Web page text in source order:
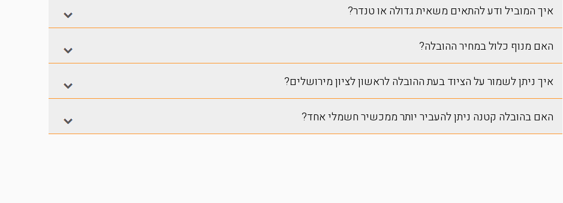
איך המוביל ודע להתאים משאית גדולה או טנדר?
האם מנוף כלול במחיר ההובלה?
איך ניתן לשמור על הציוד בעת ההובלה לראשון לציון מירושלים?
האם בהובלה קטנה ניתן להעביר יותר ממכשיר חשמלי אחד?